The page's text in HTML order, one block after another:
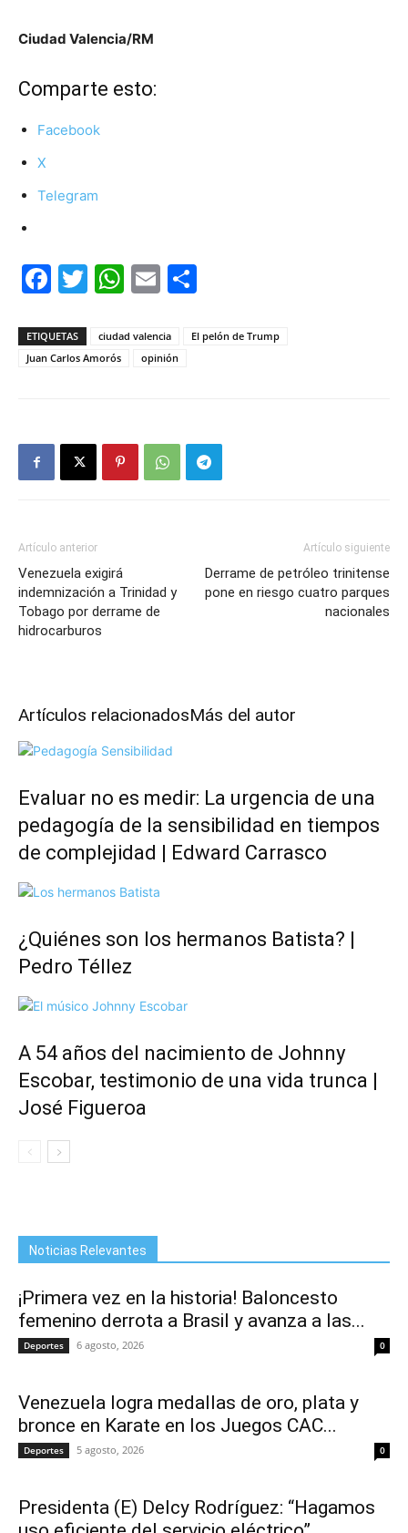
Ciudad Valencia/RM
Comparte esto:
Facebook
X
Telegram
Facebook
Twitter
WhatsApp
Email
ETIQUETAS ciudad valencia
El pelón de Trump
Juan Carlos Amorós
opinión
Artículo anterior
Venezuela exigirá
indemnización a Trinidad y
Tobago por derrame de
hidrocarburos
Artículo siguiente
Derrame de petróleo trinitense
pone en riesgo cuatro parques
nacionales
Artículos relacionadosMás del autor
Evaluar no es medir: La urgencia de una
pedagogía de la sensibilidad en tiempos
de complejidad | Edward Carrasco
¿Quiénes son los hermanos Batista? |
Pedro Téllez
A 54 años del nacimiento de Johnny
Escobar, testimonio de una vida trunca |
José Figueroa
Noticias Relevantes
¡Primera vez en la historia! Baloncesto
femenino derrota a Brasil y avanza a las...
Deportes 6 agosto, 2026 0
Venezuela logra medallas de oro, plata y
bronce en Karate en los Juegos CAC...
Deportes 5 agosto, 2026 0
Presidenta (E) Delcy Rodríguez: “Hagamos